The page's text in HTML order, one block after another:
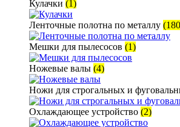
Кулачки (1)
Ленточные полотна по металлу
Мешки для пылесосов (1)
Ножевые валы (4)
Ножи для строгальных и
Охлаждающее устройство (2)